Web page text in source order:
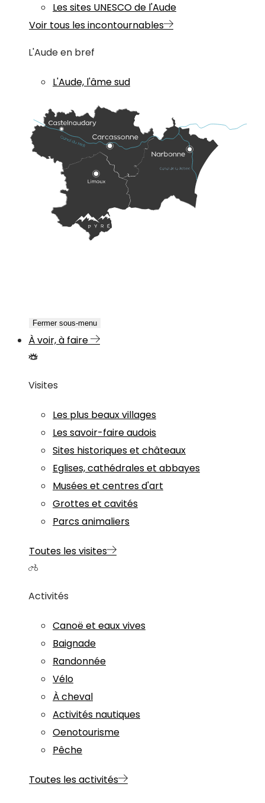
Les sites UNESCO de l'Aude
Voir tous les incontournables
L'Aude en bref
L'Aude, l'âme sud
Fermer sous-menu
À voir, à faire
Visites
Les plus beaux villages
Les savoir-faire audois
Sites historiques et châteaux
Eglises, cathédrales et abbayes
Musées et centres d'art
Grottes et cavités
Parcs animaliers
Toutes les visites
Activités
Canoë et eaux vives
Baignade
Randonnée
Vélo
À cheval
Activités nautiques
Oenotourisme
Pêche
Toutes les activités